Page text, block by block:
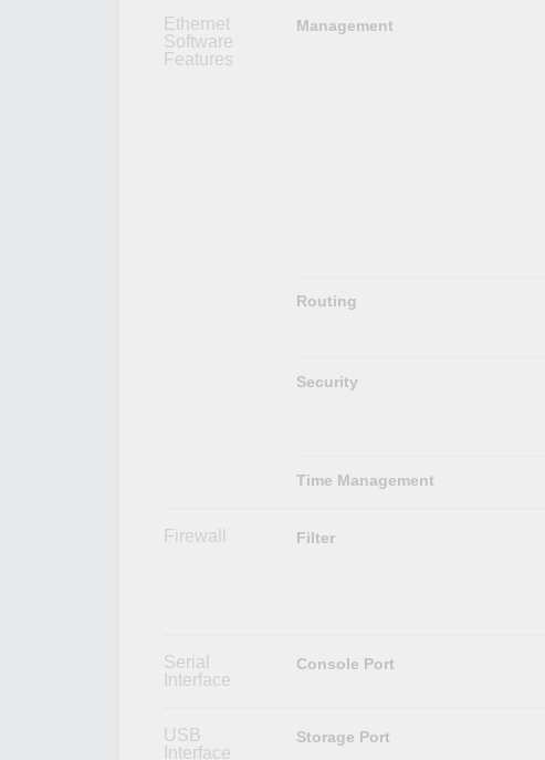
Ethernet
Software
Features
Management
Routing
Security
Time Management
Firewall Filter
Serial
Interface
Console Port
USB
Interface
Storage Port